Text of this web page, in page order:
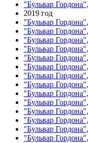
"Бульвар
2019 год
"Бульвар
"Бульвар
"Бульвар
"Бульвар
"Бульвар
"Бульвар
"Бульвар
"Бульвар
"Бульвар
"Бульвар
"Бульвар
"Бульвар
"Бульвар
"Бульвар